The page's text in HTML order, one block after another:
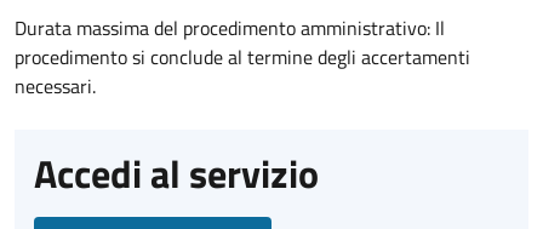
Durata massima del procedimento amministrativo: Il
procedimento si conclude al termine degli accertamenti
necessari.
Accedi al servizio